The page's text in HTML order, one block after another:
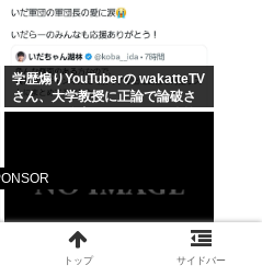
学歴煽りYouTuberの wakatteTV
さん、大学教授に正論で論破さ
れたので信者ファンネルに冷笑
トップ サイドバー